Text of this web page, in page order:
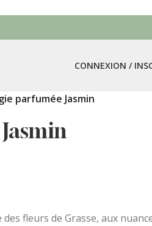
CONNEXION /
parfumée Jasmin
fleurs de Grasse, aux